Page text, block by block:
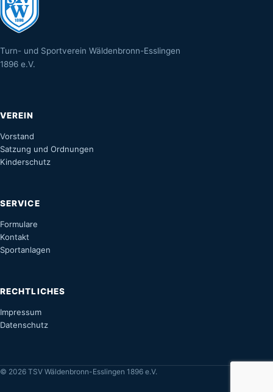
Turn- und Sportverein Wäldenbronn-Esslingen
1896 e.V.
VEREIN
Vorstand
Satzung und Ordnungen
Kinderschutz
SERVICE
Formulare
Kontakt
Sportanlagen
RECHTLICHES
Impressum
Datenschutz
© 2026 TSV Wäldenbronn-Esslingen 1896 e.V.